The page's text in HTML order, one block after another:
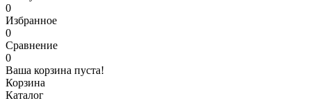
0
Избранное
0
Сравнение
0
Ваша корзина пуста!
Корзина
Каталог